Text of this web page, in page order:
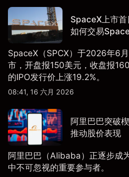
SpaceX上市
如何交易
SpaceX（SPCX）于2026年6
市，开盘报150美元，收盘报
的IPO发行价上涨19.2%。
08:41, 16 六月 2026
阿里巴巴突破
推动股价表现
阿里巴巴（Alibaba）正逐步成
中不可忽视的重要参与者。